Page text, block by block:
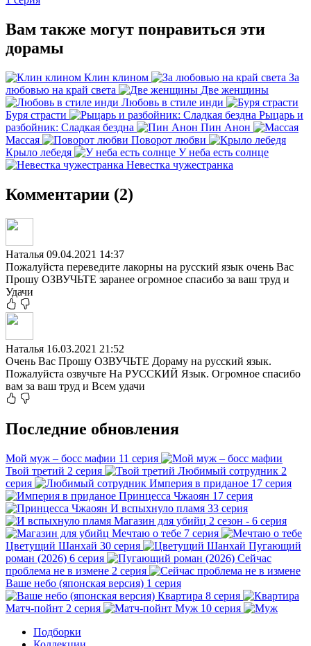
Вам также могут понравиться эти
дорамы
Клин клином
За
любовью на край света
Две женщины
Любовь в стиле инди
Буря страсти
Рыцарь и
разбойник: Сладкая бездна
Пин Анон
Массая
Поворот любви
Крыло лебедя
У неба есть солнце
Невестка чужестранка
Комментарии (2)
Наталья 09.04.2021 14:37
Пожалуйста переведите лакорны на русский язык очень Вас
Прошу ОЗВУЧЬТЕ заранее огромное спасибо за ваш труд и
Удачи
Наталья 16.03.2021 21:52
Очень Вас Прошу ОЗВУЧЬТЕ Дораму на русский язык.
Пожалуйста озвучьте На РУССКИЙ Язык. Огромное спасибо
вам за ваш труд и Всем удачи
Последние обновления
Мой муж – босс мафии 11 серия
Твой третий 2 серия Любимый сотрудник 2
серия
Империя в приданое 17 серия
Принцесса Чжаоян 17 серия
И вспыхнуло пламя 33 серия
Магазин для убийц 2 сезон - 6 серия
Мечтаю о тебе 7 серия
Цветущий Шанхай 30 серия
Пугающий
роман (2026) 6 серия
Сейчас
проблема не в измене 2 серия
Ваше небо (японская версия) 1 серия
Квартира 8 серия
Матч-пойнт 2 серия Муж 10 серия
Подборки